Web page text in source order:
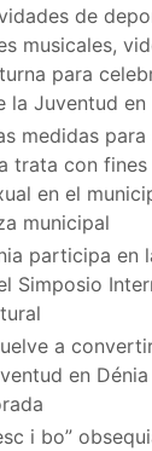
de
musicales,
para
la Juventud en
medidas
trata con fines
en el
municipal
participa en
Simposio
a
en Dénia
i bo”